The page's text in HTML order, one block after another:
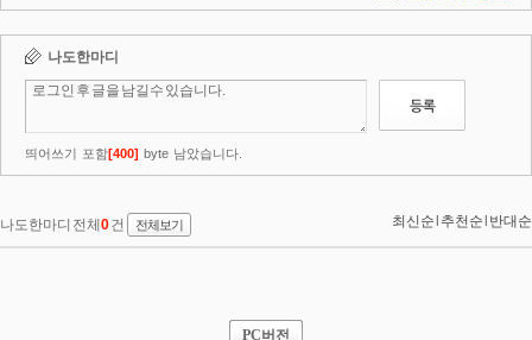
PC버전